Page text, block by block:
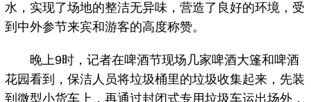
水，实现了场地的整洁无异味，营造了良好的环境，受
到中外参节来宾和游客的高度称赞。
晚上9时，记者在啤酒节现场几家啤酒大篷和啤酒
花园看到，保洁人员将垃圾桶里的垃圾收集起来，先装
到微型小货车上，再通过封闭式专用垃圾车运出场外，